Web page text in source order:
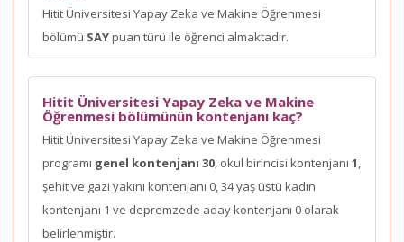
Hitit Üniversitesi Yapay Zeka ve Makine Öğrenmesi
bölümü SAYpuan türü ile öğrenci almaktadır.
Hitit Üniversitesi Yapay Zeka ve Makine
Öğrenmesi bölümünün kontenjanı kaç?
Hitit Üniversitesi Yapay Zeka ve Makine Öğrenmesi
programı genel kontenjanı 30, okul birincisi kontenjanı 1,
şehit ve gazi yakını kontenjanı 0, 34 yaş üstü kadın
kontenjanı 1 ve depremzede aday kontenjanı 0 olarak
belirlenmiştir.